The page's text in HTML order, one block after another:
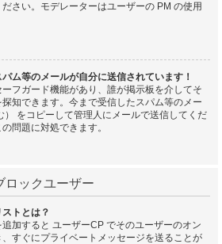
さい。モデレーターはユーザーの PM の使用
ム等のメールが自分に送信されています！
フガード機能があり、誰が掲示板を介してそ
知できます。今まで受信したスパム等のメー
） をコピーして管理人にメールで送信してくだ
問題に対処できます。
ロックユーザー
トとは？
加すると ユーザーCP でそのユーザーのオン
すぐにプライベートメッセージを送ることが